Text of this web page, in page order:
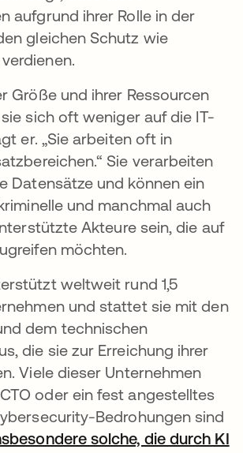
aufgrund ihrer Rolle in der
gleichen Schutz wie
Größe und ihrer Ressourcen
sich oft weniger auf die IT-
er. „Sie arbeiten oft in
Sie verarbeiten
Datensätze und können ein
und manchmal auch
Akteure sein, die auf
möchten.
weltweit rund 1,5
und stattet sie mit den
dem technischen
die sie zur Erreichung ihrer
Viele dieser Unternehmen
oder ein fest angestelltes
Bedrohungen sind
solche, die durch KI